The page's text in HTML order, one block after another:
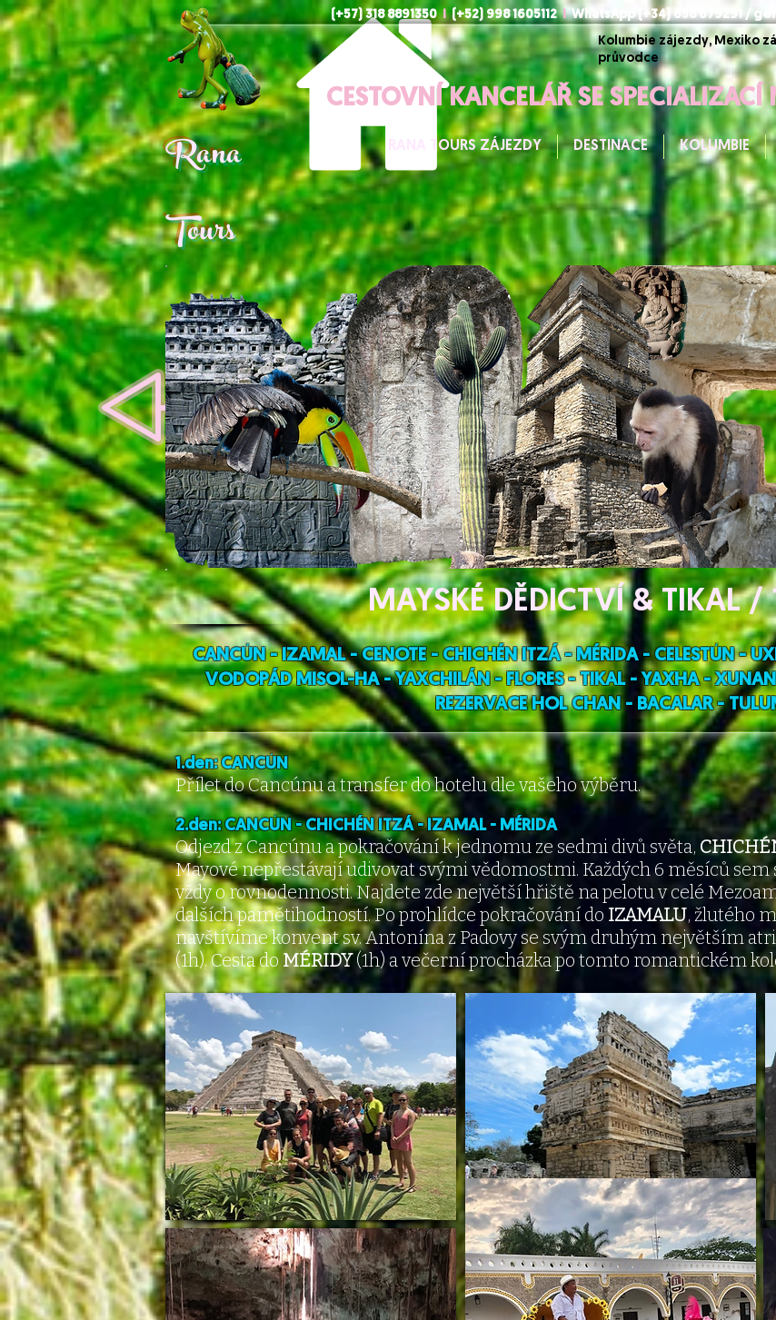
CESTOVNÍ KANCELÁŘ SE
Kolumbie zájezdy, Mexiko
průvodce
(+57) 318 8891350I(+52) 998 1605112IWhatsApp (+34) 658 679291 /
Rana
Tours
RANA TOURS ZÁJEZDY DESTINACE KOLUMBIE
MAYSKÉ DĚDICTVÍ & TIKAL /
CANCÚN - IZAMAL - CENOTE - CHICHÉN ITZÁ - MÉRIDA - CELESTÚN -
VODOPÁD MISOL-HA - YAXCHILÁN - FLORES - TIKAL - YAXHA -
REZERVACE HOL CHAN - BACALAR -
1.den: CANCÚN
Přílet do Cancúnu a transfer do hotelu dle vašeho výběru.
2.den: CANCÚN - CHICHÉN ITZÁ - IZAMAL - MÉRIDA
Odjezd z Cancúnu a pokračování k jednomu ze sedmi divů světa,
Mayové nepřestávají udivovat svými vědomostmi. Každých 6 měsíců
vždy o rovnodennosti. Najdete zde největší hřiště na pelotu v celé
dalších pamětihodností. Po prohlídce pokračování do IZAMALU, žlutého
navštívíme konvent sv. Antonína z Padovy se svým druhým největším
(1h). Cesta do MÉRIDY(1h) a večerní procházka po tomto romantickém